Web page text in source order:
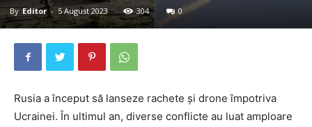
By Editor - 5 August 2023 304 0
Rusia a început să lanseze rachete și drone împotriva
Ucrainei. În ultimul an, diverse conflicte au luat amploare